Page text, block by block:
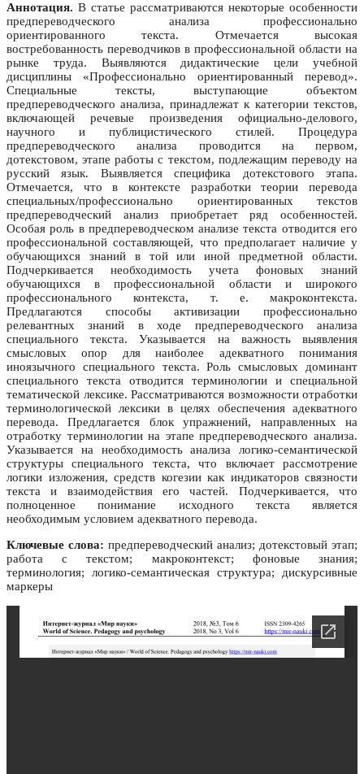
Аннотация. В статье рассматриваются некоторые особенности
предпереводческого анализа профессионально
ориентированного текста. Отмечается высокая
востребованность переводчиков в профессиональной области на
рынке труда. Выявляются дидактические цели учебной
дисциплины «Профессионально ориентированный перевод».
Специальные тексты, выступающие объектом
предпереводческого анализа, принадлежат к категории текстов,
включающей речевые произведения официально-делового,
научного и публицистического стилей. Процедура
предпереводческого анализа проводится на первом,
дотекстовом, этапе работы с текстом, подлежащим переводу на
русский язык. Выявляется специфика дотекстового этапа.
Отмечается, что в контексте разработки теории перевода
специальных/профессионально ориентированных текстов
предпереводческий анализ приобретает ряд особенностей.
Особая роль в предпереводческом анализе текста отводится его
профессиональной составляющей, что предполагает наличие у
обучающихся знаний в той или иной предметной области.
Подчеркивается необходимость учета фоновых знаний
обучающихся в профессиональной области и широкого
профессионального контекста, т. е. макроконтекста.
Предлагаются способы активизации профессионально
релевантных знаний в ходе предпереводческого анализа
специального текста. Указывается на важность выявления
смысловых опор для наиболее адекватного понимания
иноязычного специального текста. Роль смысловых доминант
специального текста отводится терминологии и специальной
тематической лексике. Рассматриваются возможности отработки
терминологической лексики в целях обеспечения адекватного
перевода. Предлагается блок упражнений, направленных на
отработку терминологии на этапе предпереводческого анализа.
Указывается на необходимость анализа логико-семантической
структуры специального текста, что включает рассмотрение
логики изложения, средств когезии как индикаторов связности
текста и взаимодействия его частей. Подчеркивается, что
полноценное понимание исходного текста является
необходимым условием адекватного перевода.
Ключевые слова: предпереводческий анализ; дотекстовый этап;
работа с текстом; макроконтекст; фоновые знания;
терминология; логико-семантическая структура; дискурсивные
маркеры